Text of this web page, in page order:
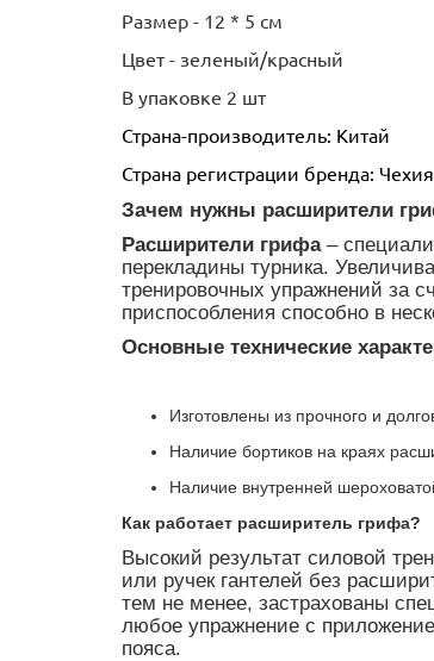
Размер - 12 * 5 см
Цвет - зеленый/красный
В упаковке 2 шт
Страна-производитель: Китай
Страна регистрации бренда: Чехия
Зачем нужны расширители
Расширители грифа–
перекладины турника.
тренировочных упражнений за
приспособления способно в
Основные технические
Изготовлены из прочного и
Наличие бортиков на краях
Наличие внутренней
Как работает расширитель грифа?
Высокий результат силовой
или ручек гантелей без
тем не менее, застрахованы
любое упражнение с
пояса.